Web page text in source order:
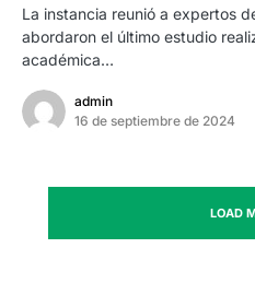
La instancia reunió a expertos
abordaron el último estudio
académica…
admin
16 de septiembre de 2024
LOAD